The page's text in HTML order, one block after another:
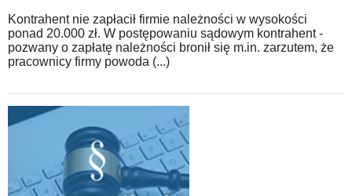
Kontrahent nie zapłacił firmie należności w wysokości
ponad 20.000 zł. W postępowaniu sądowym kontrahent -
pozwany o zapłatę należności bronił się m.in. zarzutem, że
pracownicy firmy powoda (...)